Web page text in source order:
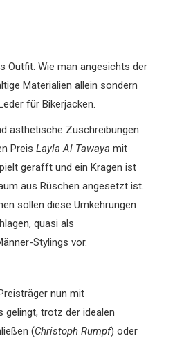
Outfit. Wie man angesichts der
Materialien allein sondern
für Bikerjacken.
ästhetische Zuschreibungen.
PreisLayla Al Tawaya mit
gerafft und ein Kragen ist
aus Rüschen angesetzt ist.
sollen diese Umkehrungen
quasi als
Stylings vor.
nun mit
gelingt, trotz der idealen
(Christoph Rumpf) oder